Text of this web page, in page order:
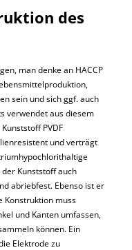
des
man denke an HACCP
sein und sich ggf. auch
verwendet aus diesem
PVDF
und verträgt
Kunststoff auch
abriebfest. Ebenso ist er
Konstruktion muss
und Kanten umfassen,
können. Ein
Elektrode zu